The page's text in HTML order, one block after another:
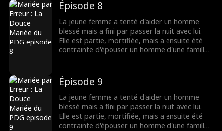
Épisode 8
La jeune femme a tenté d'aider un homme
blessé mais a fini par passer la nuit avec lui.
Elle est partie, mortifiée, mais a ensuite été
contrainte d'épouser un homme d'une famille
Épisode 9
La jeune femme a tenté d'aider un homme
blessé mais a fini par passer la nuit avec lui.
Elle est partie, mortifiée, mais a ensuite été
contrainte d'épouser un homme d'une famille